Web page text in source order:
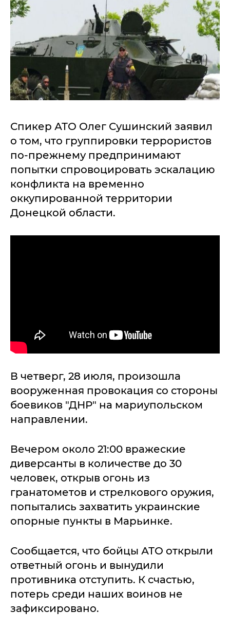
Спикер АТО Олег Сушинский заявил
о том, что группировки террористов
по-прежнему предпринимают
попытки спровоцировать эскалацию
конфликта на временно
оккупированной территории
Донецкой области.
В четверг, 28 июля, произошла
вооруженная провокация со стороны
боевиков "ДНР" на мариупольском
направлении.
Вечером около 21:00 вражеские
диверсанты в количестве до 30
человек, открыв огонь из
гранатометов и стрелкового оружия,
попытались захватить украинские
опорные пункты в Марьинке.
Сообщается, что бойцы АТО открыли
ответный огонь и вынудили
противника отступить. К счастью,
потерь среди наших воинов не
зафиксировано.